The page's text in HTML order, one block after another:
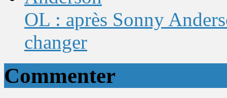
OL : après Sonny
changer
Commenter